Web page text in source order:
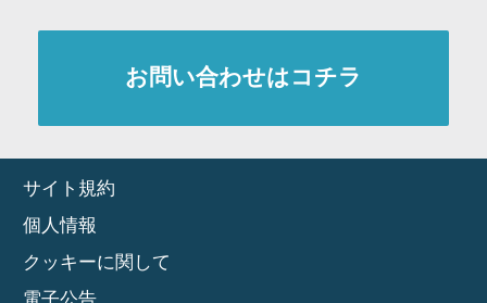
お問い合わせはコチラ
サイト規約
個人情報
クッキーに関して